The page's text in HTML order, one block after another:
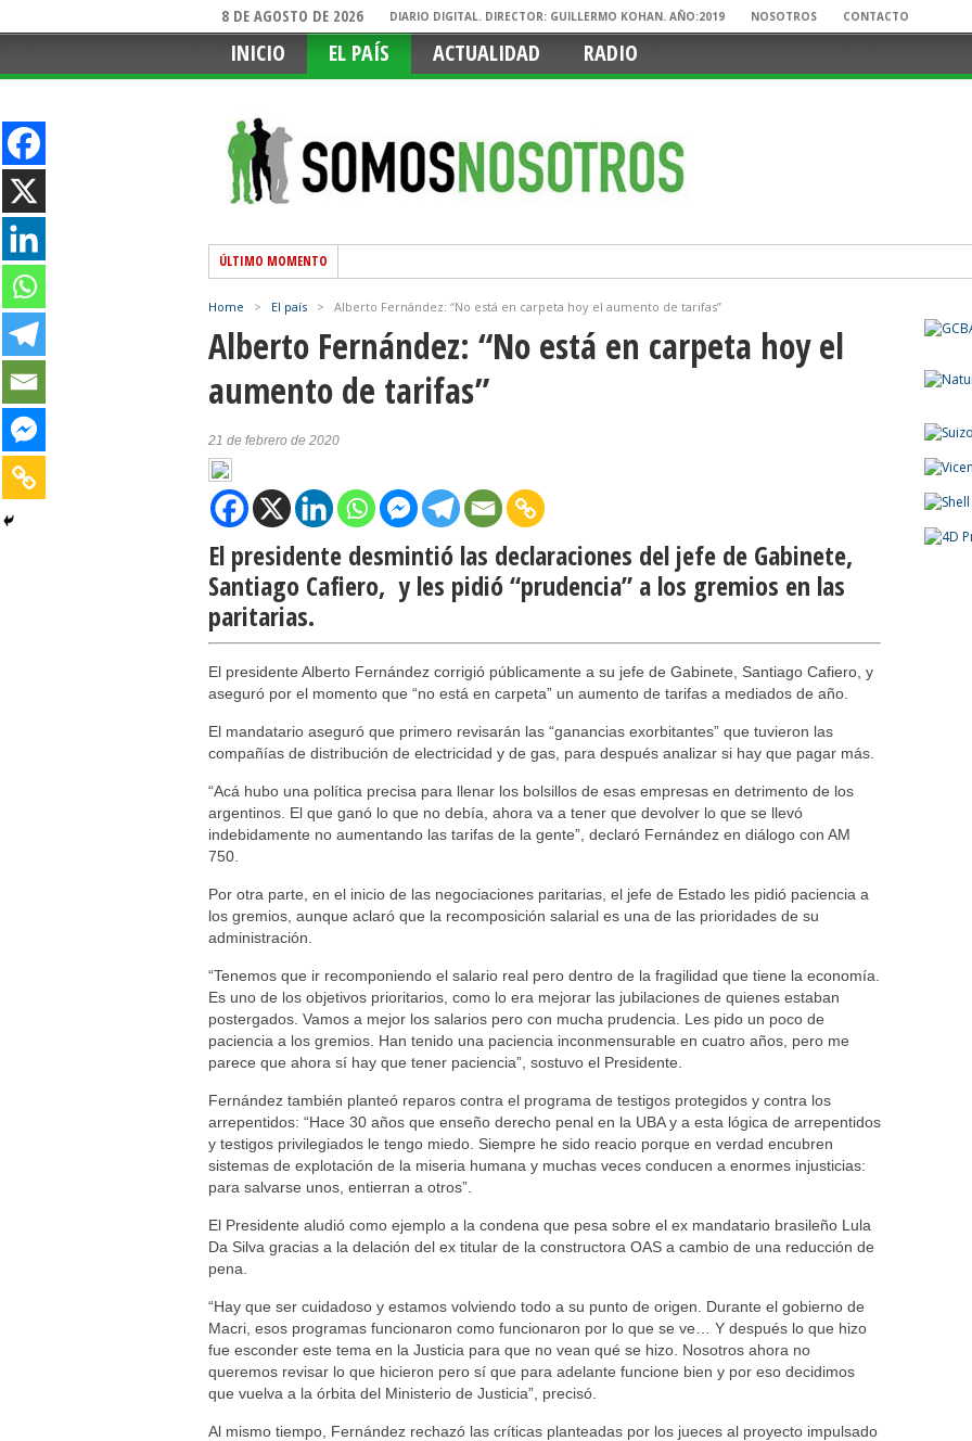
8 DE AGOSTO DE 2026 DIARIO DIGITAL. DIRECTOR: GUILLERMO KOHAN. AÑO:2019 NOSOTROS CONTACTO
INICIO EL PAÍS ACTUALIDAD RADIO
ÚLTIMO MOMENTO
Home > El país > Alberto Fernández: “No está en carpeta hoy el aumento de tarifas”
Alberto Fernández: “No está en carpeta hoy el
aumento de tarifas”
21 de febrero de 2020
El presidente desmintió las declaraciones del jefe de Gabinete,
Santiago Cafiero, y les pidió “prudencia” a los gremios en las
paritarias.
El presidente Alberto Fernández corrigió públicamente a su jefe de Gabinete, Santiago Cafiero, y
aseguró por el momento que “no está en carpeta” un aumento de tarifas a mediados de año.
El mandatario aseguró que primero revisarán las “ganancias exorbitantes” que tuvieron las
compañías de distribución de electricidad y de gas, para después analizar si hay que pagar más.
“Acá hubo una política precisa para llenar los bolsillos de esas empresas en detrimento de los
argentinos. El que ganó lo que no debía, ahora va a tener que devolver lo que se llevó
indebidamente no aumentando las tarifas de la gente”, declaró Fernández en diálogo con AM
750.
Por otra parte, en el inicio de las negociaciones paritarias, el jefe de Estado les pidió paciencia a
los gremios, aunque aclaró que la recomposición salarial es una de las prioridades de su
administración.
“Tenemos que ir recomponiendo el salario real pero dentro de la fragilidad que tiene la economía.
Es uno de los objetivos prioritarios, como lo era mejorar las jubilaciones de quienes estaban
postergados. Vamos a mejor los salarios pero con mucha prudencia. Les pido un poco de
paciencia a los gremios. Han tenido una paciencia inconmensurable en cuatro años, pero me
parece que ahora sí hay que tener paciencia”, sostuvo el Presidente.
Fernández también planteó reparos contra el programa de testigos protegidos y contra los
arrepentidos: “Hace 30 años que enseño derecho penal en la UBA y a esta lógica de arrepentidos
y testigos privilegiados le tengo miedo. Siempre he sido reacio porque en verdad encubren
sistemas de explotación de la miseria humana y muchas veces conducen a enormes injusticias:
para salvarse unos, entierran a otros”.
El Presidente aludió como ejemplo a la condena que pesa sobre el ex mandatario brasileño Lula
Da Silva gracias a la delación del ex titular de la constructora OAS a cambio de una reducción de
pena.
“Hay que ser cuidadoso y estamos volviendo todo a su punto de origen. Durante el gobierno de
Macri, esos programas funcionaron como funcionaron por lo que se ve… Y después lo que hizo
fue esconder este tema en la Justicia para que no vean qué se hizo. Nosotros ahora no
queremos revisar lo que hicieron pero sí que para adelante funcione bien y por eso decidimos
que vuelva a la órbita del Ministerio de Justicia”, precisó.
Al mismo tiempo, Fernández rechazó las críticas planteadas por los jueces al proyecto impulsado